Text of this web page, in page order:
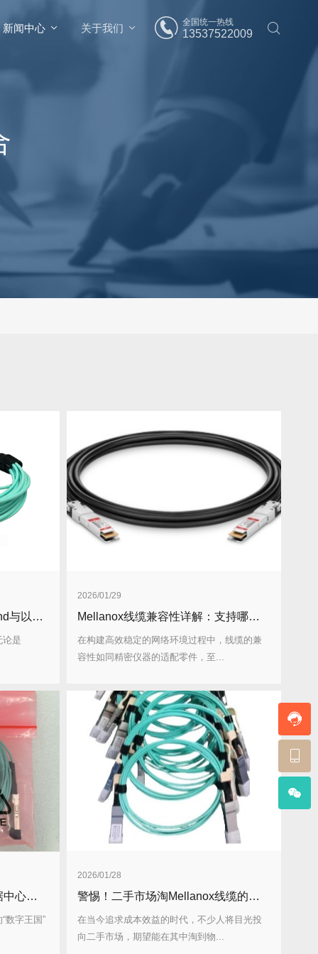
新闻中心 关于我们
全国统一热线
13537522009
Mellanox线缆：实现InfiniBand与以太网极致性能的基石！
论是
2026/01/29
Mellanox线缆兼容性详解：支持哪些交换机与网卡？
在构建高效稳定的网络环境过程中，线缆的兼
容性如同精密仪器的适配零件，至...
Mellanox线缆凭什么成为数据中心高速互联的王者？
数字王国”
2026/01/28
警惕！二手市场淘Mellanox线缆的五大风险，千万别踩雷！
在当今追求成本效益的时代，不少人将目光投
向二手市场，期望能在其中淘到物...